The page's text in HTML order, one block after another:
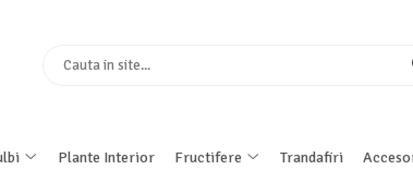
Plante Interior Fructifere Trandafiri